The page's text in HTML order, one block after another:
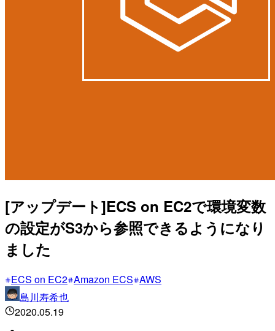
[アップデート]ECS on EC2で環境変数
の設定がS3から参照できるようになり
ました
ECS on EC2 Amazon ECS AWS
島川寿希也
2020.05.19